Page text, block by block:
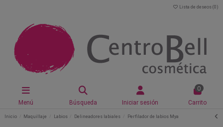
Lista de deseos (0 )
Menú Búsqueda Iniciar sesión
0
Carrito
Inicio Maquillaje Labios Delineadores labiales Perfilador de labios Mya